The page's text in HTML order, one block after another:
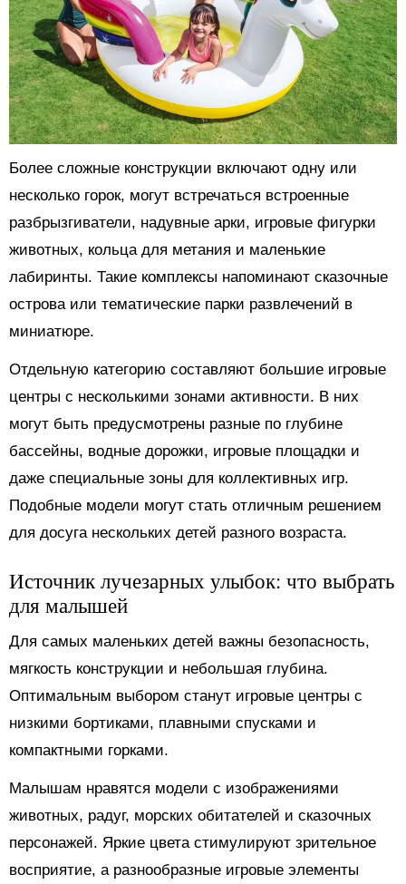
Более сложные конструкции включают одну или
несколько горок, могут встречаться встроенные
разбрызгиватели, надувные арки, игровые фигурки
животных, кольца для метания и маленькие
лабиринты. Такие комплексы напоминают сказочные
острова или тематические парки развлечений в
миниатюре.
Отдельную категорию составляют большие игровые
центры с несколькими зонами активности. В них
могут быть предусмотрены разные по глубине
бассейны, водные дорожки, игровые площадки и
даже специальные зоны для коллективных игр.
Подобные модели могут стать отличным решением
для досуга нескольких детей разного возраста.
Источник лучезарных улыбок: что выбрать
для малышей
Для самых маленьких детей важны безопасность,
мягкость конструкции и небольшая глубина.
Оптимальным выбором станут игровые центры с
низкими бортиками, плавными спусками и
компактными горками.
Малышам нравятся модели с изображениями
животных, радуг, морских обитателей и сказочных
персонажей. Яркие цвета стимулируют зрительное
восприятие, а разнообразные игровые элементы